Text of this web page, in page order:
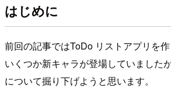
はじめに
前回の記事ではToDo リストアプリを
いくつか新キャラが登場していました
について掘り下げようと思います。